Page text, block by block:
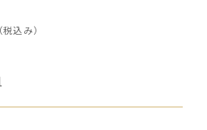
（税込み）